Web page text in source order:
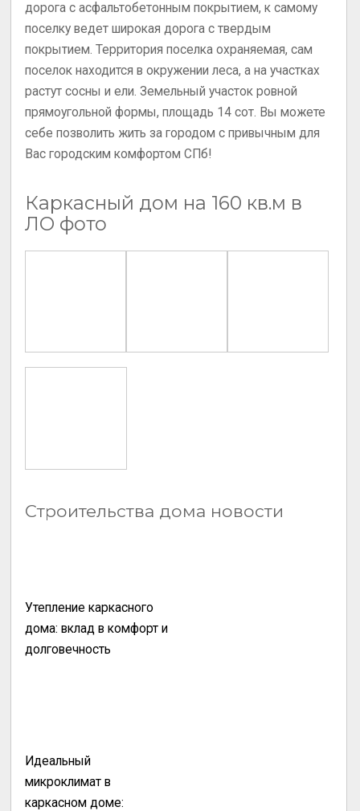
дорога с асфальтобетонным покрытием, к самому
поселку ведет широкая дорога с твердым
покрытием. Территория поселка охраняемая, сам
поселок находится в окружении леса, а на участках
растут сосны и ели. Земельный участок ровной
прямоугольной формы, площадь 14 сот. Вы можете
себе позволить жить за городом с привычным для
Вас городским комфортом СПб!
Каркасный дом на 160 кв.м в
ЛО фото
Строительства дома новости
Утепление каркасного
дома: вклад в комфорт и
долговечность
Идеальный
микроклимат в
каркасном доме: